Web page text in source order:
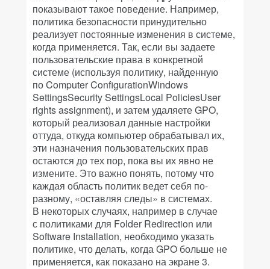
показывают такое поведение. Например,
политика безопасности принудительно
реализует постоянные изменения в системе,
когда применяется. Так, если вы задаете
пользовательские права в конкретной
системе (используя политику, найденную
по Computer ConfigurationWindows
SettingsSecurity SettingsLocal PoliciesUser
rights assignment), и затем удаляете GPO,
который реализовал данные настройки
оттуда, откуда компьютер обрабатывал их,
эти назначения пользовательских прав
остаются до тех пор, пока вы их явно не
измените. Это важно понять, потому что
каждая область политик ведет себя по-
разному, «оставляя следы» в системах.
В некоторых случаях, например в случае
с политиками для Folder Redirection или
Software Installation, необходимо указать
политике, что делать, когда GPO больше не
применяется, как показано на экране 3.